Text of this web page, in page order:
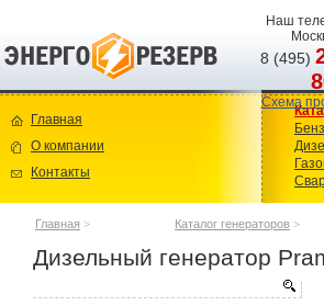
Наш
8 (495)
Схема
Главная
О компании
Контакты
Главная > Каталог генераторов >
Дизельный генератор